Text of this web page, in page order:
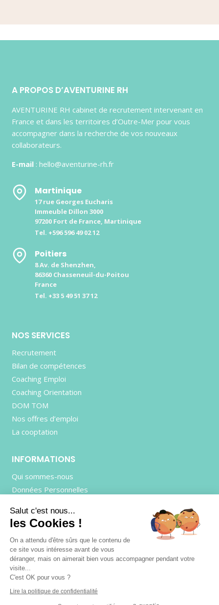
A PROPOS D’AVENTURINE RH
AVENTURINE RH cabinet de recrutement intervenant en
France et dans les territoires d’Outre-Mer pour vous
accompagner dans la recherche de vos nouveaux
collaborateurs.
E-mail : hello@aventurine-rh.fr
Martinique
17 rue Georges Eucharis
Immeuble Dillon 3000
97200 Fort de France, Martinique
Tel. +596 596 49 02 12
Poitiers
8 Av. de Shenzhen,
86360 Chasseneuil-du-Poitou
France
Tel. +33 5 49 51 37 12
NOS SERVICES
Recrutement
Bilan de compétences
Coaching Emploi
Coaching Orientation
DOM TOM
Nos offres d’emploi
La cooptation
INFORMATIONS
Qui sommes-nous
Données Personnelles
CGU
Contactez-nous
© 2026AVENTURINE RH
Salut c'est nous...
les Cookies !
On a attendu d'être sûrs que le contenu de
ce site vous intéresse avant de vous
déranger, mais on aimerait bien vous accompagner pendant votre
visite...
C'est OK pour vous ?
Lire la politique de confidentialité